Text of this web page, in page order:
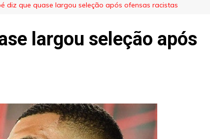
Automóveis
Cidades
Fama e TV
Justiça
diz que quase largou seleção após ofensas racistas
largou seleção após